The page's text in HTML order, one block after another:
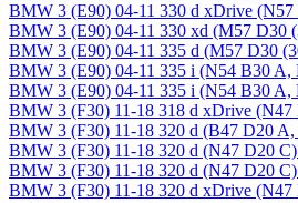
BMW 3 (E90) 04-11 330 d xDrive (N57
BMW 3 (E90) 04-11 330 xd (M57 D30
BMW 3 (E90) 04-11 335 d (M57 D30
BMW 3 (E90) 04-11 335 i (N54 B30 A,
BMW 3 (E90) 04-11 335 i (N54 B30 A,
BMW 3 (F30) 11-18 318 d xDrive (N47
BMW 3 (F30) 11-18 320 d (B47 D20
BMW 3 (F30) 11-18 320 d (N47 D20
BMW 3 (F30) 11-18 320 d (N47 D20
BMW 3 (F30) 11-18 320 d xDrive (N47